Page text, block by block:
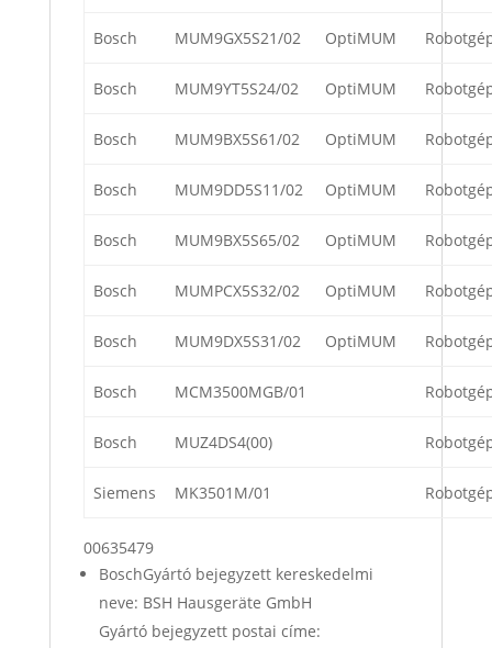
Bosch MUM9GX5S21/02 OptiMUM
Bosch MUM9YT5S24/02 OptiMUM
Bosch MUM9BX5S61/02 OptiMUM
Bosch MUM9DD5S11/02 OptiMUM
Bosch MUM9BX5S65/02 OptiMUM
Bosch MUMPCX5S32/02 OptiMUM
Bosch MUM9DX5S31/02 OptiMUM
Bosch MCM3500MGB/01
Bosch MUZ4DS4(00)
Siemens MK3501M/01
00635479
BoschGyártó bejegyzett kereskedelmi
neve: BSH Hausgeräte GmbH
Gyártó bejegyzett postai címe: